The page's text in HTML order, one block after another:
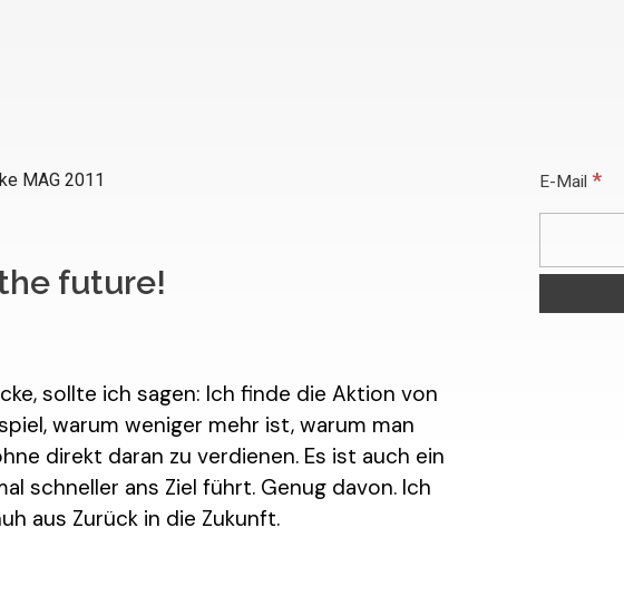
future!
sollte ich sagen: Ich finde die Aktion von
warum weniger mehr ist, warum man
direkt daran zu verdienen. Es ist auch ein
schneller ans Ziel führt. Genug davon. Ich
aus Zurück in die Zukunft.
E-Mail *